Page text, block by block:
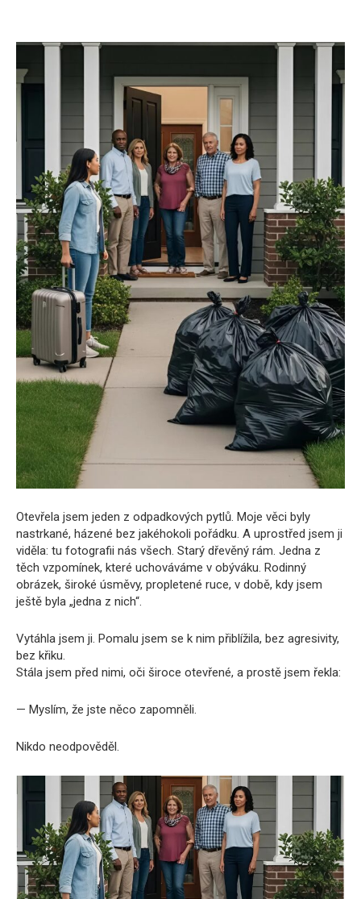
Otevřela jsem jeden z odpadkových pytlů. Moje věci byly
nastrkané, házené bez jakéhokoli pořádku. A uprostřed jsem ji
viděla: tu fotografii nás všech. Starý dřevěný rám. Jedna z
těch vzpomínek, které uchováváme v obýváku. Rodinný
obrázek, široké úsměvy, propletené ruce, v době, kdy jsem
ještě byla „jedna z nich“.
Vytáhla jsem ji. Pomalu jsem se k nim přiblížila, bez agresivity,
bez křiku.
Stála jsem před nimi, oči široce otevřené, a prostě jsem řekla:
— Myslím, že jste něco zapomněli.
Nikdo neodpověděl.